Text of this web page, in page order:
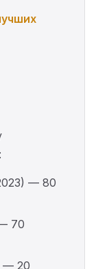
— 80
70
— 20